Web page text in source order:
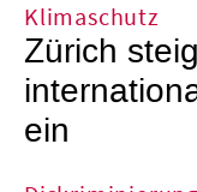
Klimaschutz
Zürich
ein